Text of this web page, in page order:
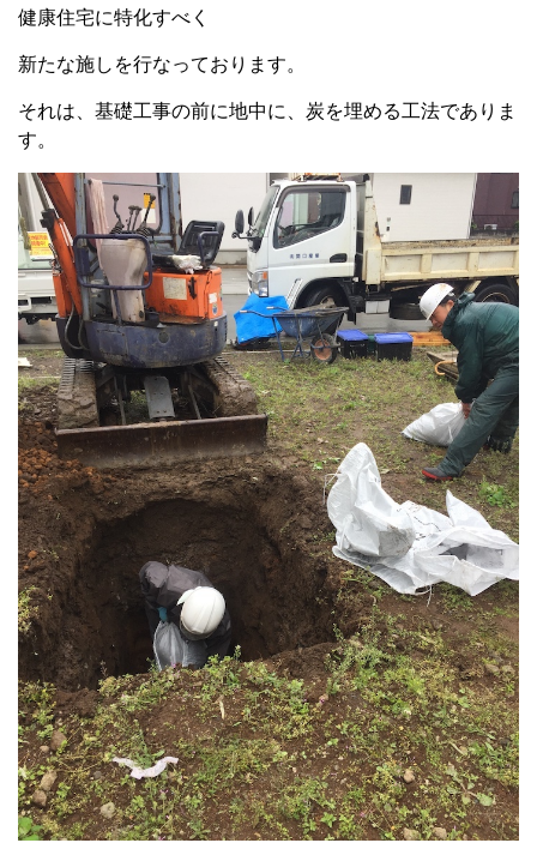
健康住宅に特化すべく
新たな施しを行なっております。
それは、基礎工事の前に地中に、炭を埋める工法でありま
す。